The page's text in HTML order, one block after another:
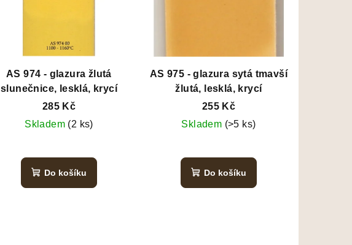
AS 974 - glazura žlutá
slunečnice, lesklá, krycí
285 Kč
Skladem (2 ks)
Do košíku
AS 975 - glazura sytá tmavší
žlutá, lesklá, krycí
255 Kč
Skladem (>5 ks)
Do košíku